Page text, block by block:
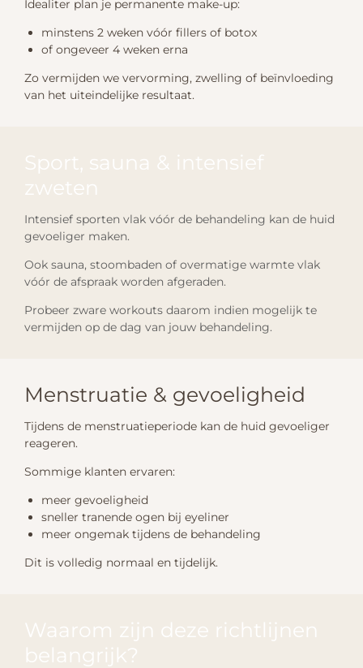
Idealiter plan je permanente make-up:
minstens 2 weken vóór fillers of botox
of ongeveer 4 weken erna
Zo vermijden we vervorming, zwelling of beïnvloeding
van het uiteindelijke resultaat.
Sport, sauna & intensief
zweten
Intensief sporten vlak vóór de behandeling kan de huid
gevoeliger maken.
Ook sauna, stoombaden of overmatige warmte vlak
vóór de afspraak worden afgeraden.
Probeer zware workouts daarom indien mogelijk te
vermijden op de dag van jouw behandeling.
Menstruatie & gevoeligheid
Tijdens de menstruatieperiode kan de huid gevoeliger
reageren.
Sommige klanten ervaren:
meer gevoeligheid
sneller tranende ogen bij eyeliner
meer ongemak tijdens de behandeling
Dit is volledig normaal en tijdelijk.
Waarom zijn deze richtlijnen
belangrijk?